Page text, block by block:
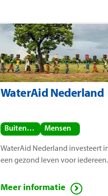
WaterAid Nederland
Buitenland Mensen
WaterAid Nederland investeert
een gezond leven voor iedereen.
Meer informatie